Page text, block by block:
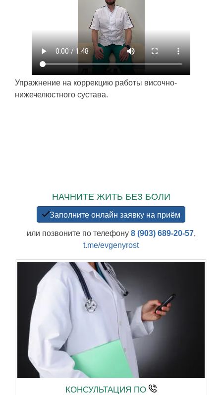
Упражнение на коррекцию работы височно-
нижечелюстного сустава.
НАЧНИТЕ ЖИТЬ БЕЗ БОЛИ
Заполните онлайн заявку на приём
или позвоните по телефону 8 (903) 689-20-57,
t.me/evgenyrost
КОНСУЛЬТАЦИЯ ПО